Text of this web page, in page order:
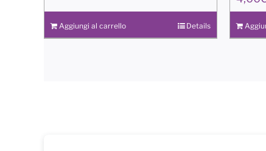
Aggiungi al carrello Details